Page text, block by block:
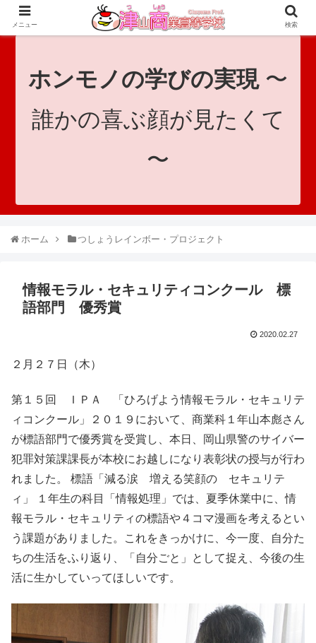
since 1921｜地域と共に未来へつなげ！｜Tsuyama Commercial High School
ホンモノの学びの実現〜
誰かの喜ぶ顔が見たくて
〜
ホーム つしょうレインボー・プロジェクト
情報モラル・セキュリティコンクール 標
語部門 優秀賞
2020.02.27
２月２７日（木）
第１５回 ＩＰＡ 「ひろげよう情報モラル・セキュリテ
ィコンクール」２０１９において、商業科１年山本彪さん
が標語部門で優秀賞を受賞し、本日、岡山県警のサイバー
犯罪対策課課長が本校にお越しになり表彰状の授与が行わ
れました。 標語「減る涙 増える笑顔の セキュリテ
ィ」 １年生の科目「情報処理」では、夏季休業中に、情
報モラル・セキュリティの標語や４コマ漫画を考えるとい
う課題がありました。これをきっかけに、今一度、自分た
ちの生活をふり返り、「自分ごと」として捉え、今後の生
活に生かしていってほしいです。
メニュー 検索